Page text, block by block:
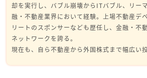
却を実行し、バブル崩壊からITバブル、リー
融・不動産業界において経験。上場不動産デ
リートのスポンサーなども歴任し、金融・不
ネットワークを誇る。
現在も、自ら不動産から外国株式まで幅広い投